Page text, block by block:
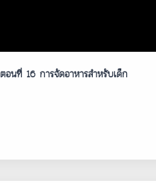
ตอนที่ 16 การจัดอาหารสำหรับเด็ก